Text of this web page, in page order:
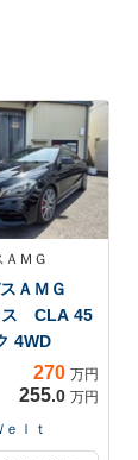
LEDヘッ
純正AW
ＡＭＧ
スＡＭＧ
ス CLA 45
4WD
270 万円
255.0 万円
ｌｔ